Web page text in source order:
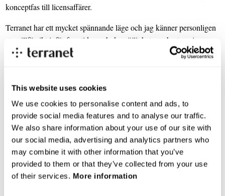
This website uses cookies
We use cookies to personalise content and ads, to
provide social media features and to analyse our traffic.
We also share information about your use of our site with
our social media, advertising and analytics partners who
may combine it with other information that you’ve
provided to them or that they’ve collected from your use
of their services. More information
konceptfas till licensaffärer.
Terranet har ett mycket spännande läge och jag känner personligen
stor tillförsikt inför framtiden och de möjligheter och utmaningar
som bolaget står inför när det gäller att adressera
med självkörande bilar, inte minst i Kina, som är en viktig driver för
bolagets positioneringsmjukvara för ökad fordonssäkerhet särskilt
kollisionsvarning i trafikkorsningar Även de globala trenderna för
digitaliseringen av produktions- och logistikkedjor som drivs av de
ledande industrikonglomeraten öppnar upp ett stort
marknadsfönster för Terranets optimeringsmjukvara för nättjänster
med och utan molnstöd.